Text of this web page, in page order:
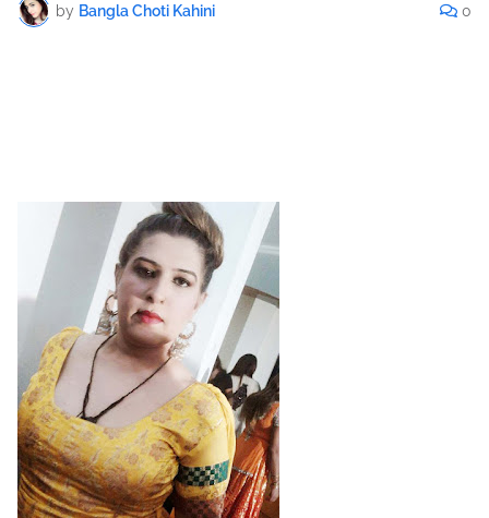
by Bangla Choti Kahini 0